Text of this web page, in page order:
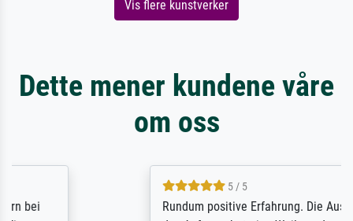
Vis flere kunstverker
Dette mener kundene våre
om oss
Rundum positive Erfahrung. Die Ausführung